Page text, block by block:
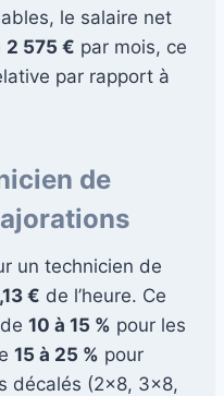
le salaire net
2 575 € par mois, ce
par rapport à
de
un technicien de
€ de l’heure. Ce
10 à 15 % pour les
15 à 25 % pour
décalés (2×8, 3×8,